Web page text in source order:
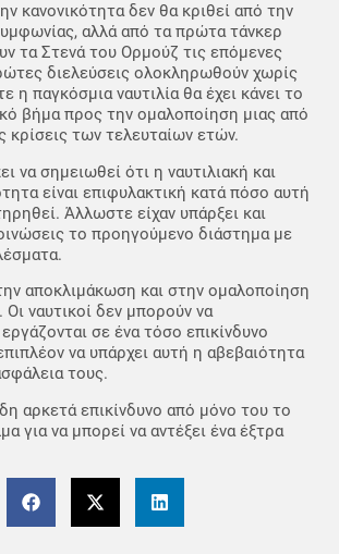
κανονικότητα δεν θα κριθεί από την
αλλά από τα πρώτα τάνκερ
τα Στενά του Ορμούζ τις επόμενες
διελεύσεις ολοκληρωθούν χωρίς
η παγκόσμια ναυτιλία θα έχει κάνει το
βήμα προς την ομαλοποίηση μιας από
κρίσεις των τελευταίων ετών.
να σημειωθεί ότι η ναυτιλιακή και
είναι επιφυλακτική κατά πόσο αυτή
Άλλωστε είχαν υπάρξει και
το προηγούμενο διάστημα με
αποκλιμάκωση και στην ομαλοποίηση
ναυτικοί δεν μπορούν να
σε ένα τόσο επικίνδυνο
να υπάρχει αυτή η αβεβαιότητα
τους.
αρκετά επικίνδυνο από μόνο του το
για να μπορεί να αντέξει ένα έξτρα